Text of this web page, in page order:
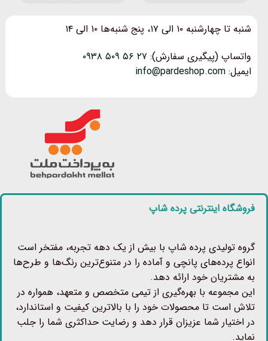
شنبه تا چهارشنبه ۱۰ الی ۱۷، پنج شنبه‌ها ۱۰ الی ۱۴
واتساپ (پیگیری سفارش): ۲۷ ۵۶ ۵۰۹ ۰۹۳۸
ایمیل: info@pardeshop.com
فروشگاه اینترنتی پرده شاپ
گروه تولیدی پرده شاپ با بیش از یک دهه تجربه، مفتخر است
انواع پرده‌های پانچی و آماده را در متنوع‌ترین رنگ‌ها و طرح‌ها
به مشتریان خود ارائه دهد.
این مجموعه با بهره‌گیری از تیمی متخصص و متعهد، همواره در
تلاش است تا محصولات خود را با بالاترین کیفیت و استاندارد،
در اختیار شما عزیزان قرار دهد و رضایت حداکثری شما را جلب
نماید.